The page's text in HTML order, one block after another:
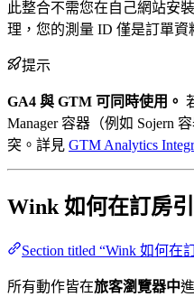
此整合不需您在自己網站安
理，您的測量 ID 僅是訂單資
提示
GA4 與 GTM 可同時使用。
Manager 容器（例如 Sojern
突。詳見 GTM Analytics
Wink 如何在訂房
Section titled “Wink 如何
所有動作皆在旅客瀏覽器中